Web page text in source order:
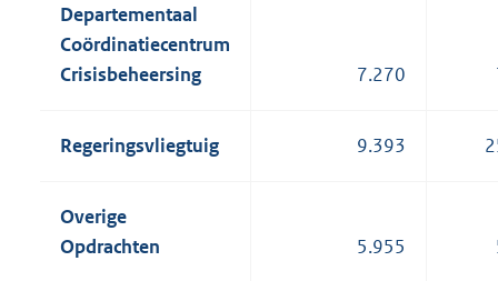
Departementaal
Coördinatiecentrum
Crisisbeheersing
7.270
Regeringsvliegtuig 9.393
Overige
Opdrachten
5.955